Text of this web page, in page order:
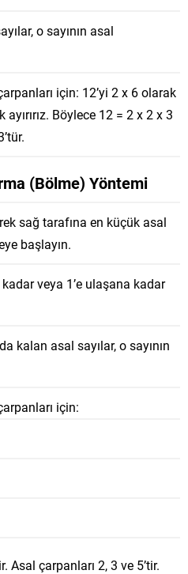
o sayının asal
için: 12’yi 2 x 6 olarak
ayırırız. Böylece 12 = 2 x 2 x 3
(Bölme) Yöntemi
sağ tarafına en küçük asal
başlayın.
veya 1’e ulaşana kadar
kalan asal sayılar, o sayının
için:
Asal çarpanları 2, 3 ve 5’tir.